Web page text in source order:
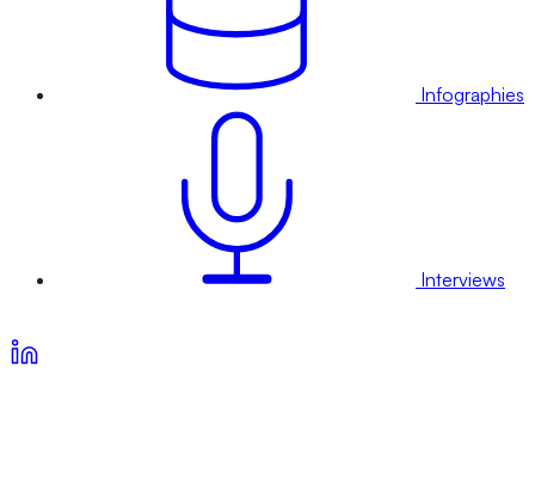
Infographies
Interviews